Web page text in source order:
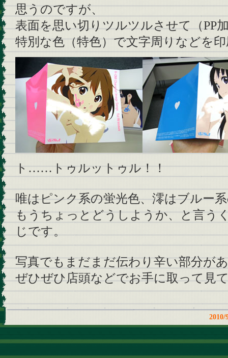
思うのですが、
表面を思い切りツルツルさせて（PP
特別な色（特色）で文字周りなどを
ト……トゥルットゥル！！
唯はピンク系の蛍光色、澪はブルー
もうちょっとどうしようか、と言う
じです。
写真でもまだまだ伝わり辛い部分が
ぜひぜひ店頭などでお手に取って見